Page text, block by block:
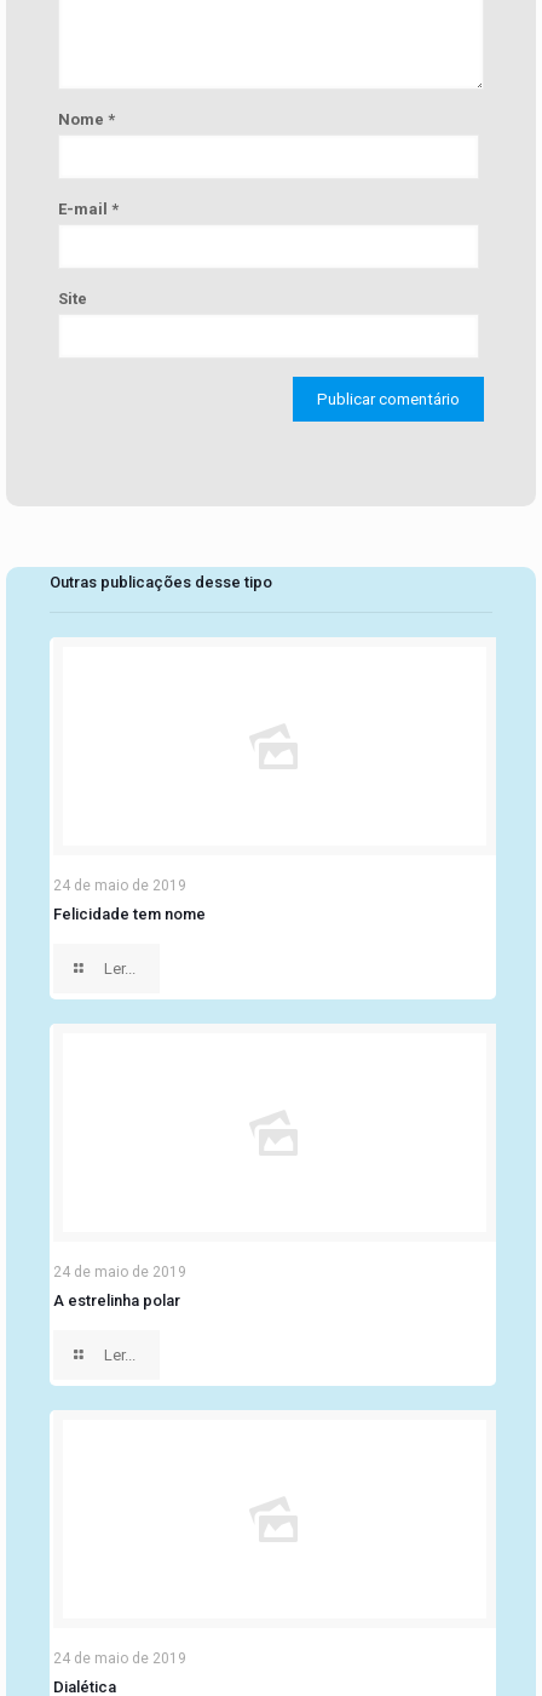
Nome *
E-mail *
Site
Outras publicações desse tipo
24 de maio de 2019
Felicidade tem nome
Ler...
24 de maio de 2019
A estrelinha polar
Ler...
24 de maio de 2019
Dialética